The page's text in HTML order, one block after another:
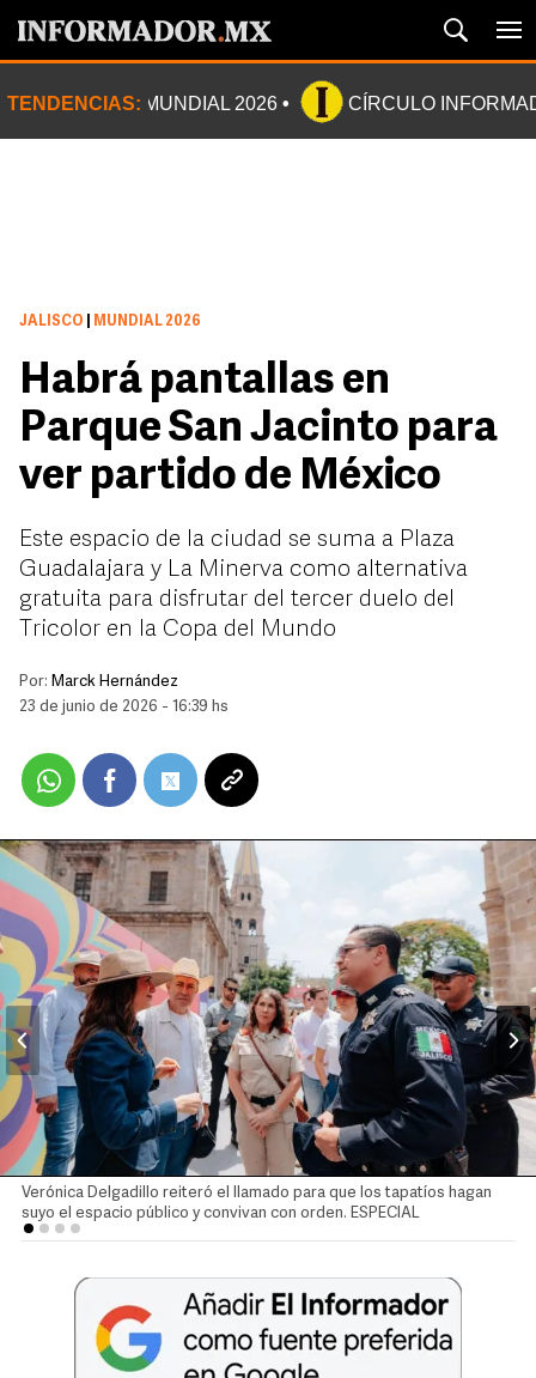
TENDENCIAS: MUNDIAL 2026 CÍRCULO
JALISCO MUNDIAL 2026
Habrá pantallas en
Parque San Jacinto para
ver partido de México
Este espacio de la ciudad se suma a Plaza
Guadalajara y La Minerva como alternativa
gratuita para disfrutar del tercer duelo del
Tricolor en la Copa del Mundo
Por: Marck Hernández
23 de junio de 2026 - 16:39 hs
Verónica Delgadillo reiteró el llamado para que los tapatíos hagan
suyo el espacio público y convivan con orden. ESPECIAL